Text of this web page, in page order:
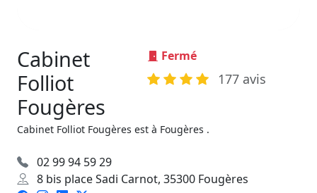
Fermé
177 avis
Cabinet
Folliot
Fougères
Cabinet Folliot Fougères est à Fougères .
02 99 94 59 29
8 bis place Sadi Carnot, 35300 Fougères